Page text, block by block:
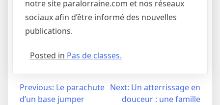
notre site paralorraine.com et nos réseaux
sociaux afin d’être informé des nouvelles
publications.
Posted in Pas de classes.
Navigation
Previous: Le parachute
d’un base jumper
Next: Un atterrissage en
douceur : une famille